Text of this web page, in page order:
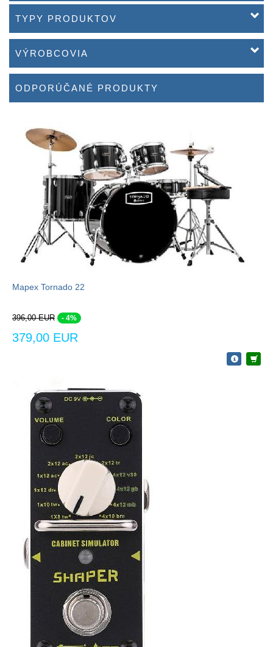
TYPY PRODUKTOV
VÝROBCOVIA
ODPORÚČANÉ PRODUKTY
Mapex Tornado 22
396,00 EUR - 4%
379,00 EUR